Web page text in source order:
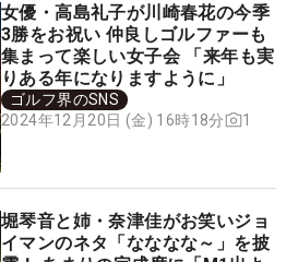
女優・高島礼子が川崎春花の今季
3勝をお祝い 仲良しゴルファーも
集まって楽しい女子会 「来年も実
りある年になりますように」
ゴルフ界のSNS
2024年12月20日 (金) 16時18分
1
堀琴音と姉・奈津佳がお笑いジョ
イマンのネタ「なななな～」を披